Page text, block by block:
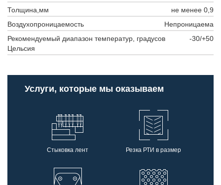
Толщина,мм
не менее 0,9
Воздухопроницаемость
Непроницаема
Рекомендуемый диапазон температур, градусов
Цельсия
-30/+50
Услуги, которые мы оказываем
Стыковка лент Резка РТИ в размер